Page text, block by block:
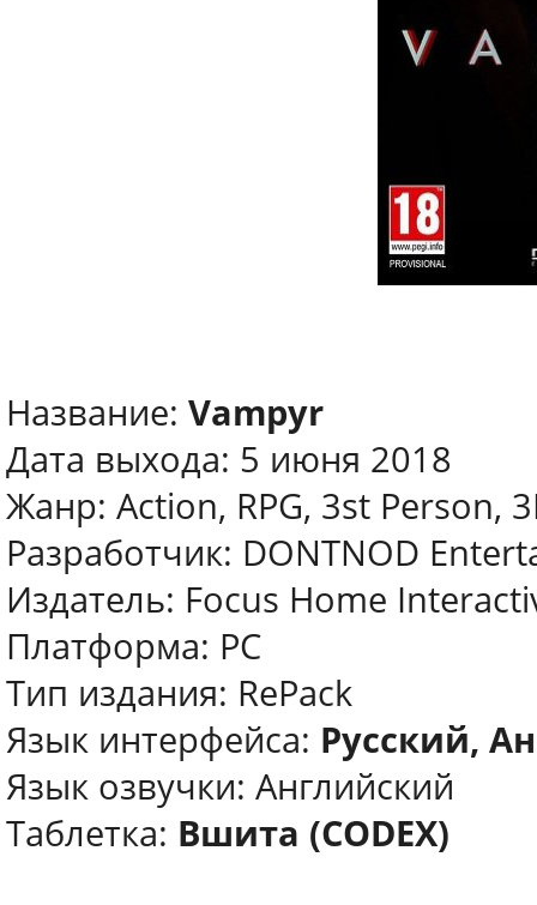
Название: Vampyr
Дата выхода: 5 июня 2018
Жанр: Action, RPG, 3st Person,
Разработчик: DONTNOD
Издатель: Focus Home
Платформа: PC
Тип издания: RePack
Язык интерфейса: Русский,
Язык озвучки: Английский
Таблетка: Вшита (CODEX)